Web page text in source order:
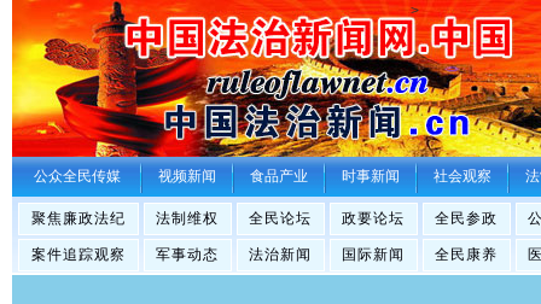
>
公众全民传媒 视频新闻 食品产业 时事新闻 社会观察
聚焦廉政法纪 法制维权 全民论坛 政要论坛 全民参政
案件追踪观察 军事动态 法治新闻 国际新闻 全民康养